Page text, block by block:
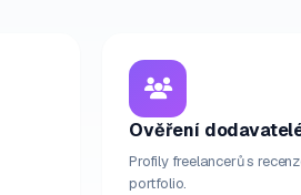
Ověření
Profily freelancerů s
portfolio.